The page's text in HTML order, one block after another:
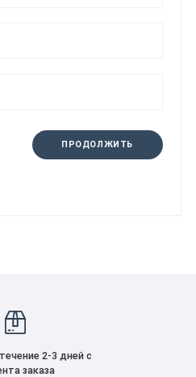
ПРОДОЛЖИТЬ
2-3 дней с
заказа